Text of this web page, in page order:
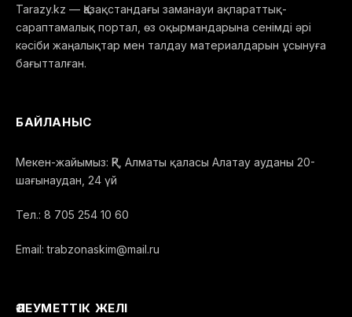
Tarazy.kz — Қазақстандағы заманауи ақпараттық-
сараптамалық портал, өз оқырмандарына сенімді әрі
кәсіби жаңалықтар мен талдау материалдарын ұсынуға
бағытталған.
БАЙЛАНЫС
Мекен-жайымыз: ҚР, Алматы қаласы Алатау ауданы 20-
шағынаудан, 24 үй
Тел.: 8 705 254 10 60
Email: trabzonaskim@mail.ru
ӘЛЕУМЕТТІК ЖЕЛІ